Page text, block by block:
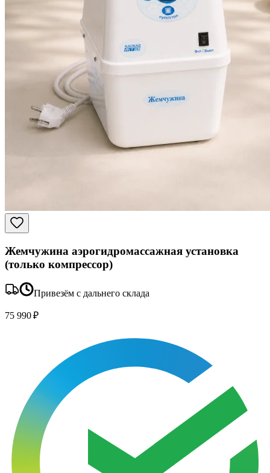
Жемчужина аэрогидромассажная установка
(только компрессор)
Привезём с дальнего склада
75 990 ₽